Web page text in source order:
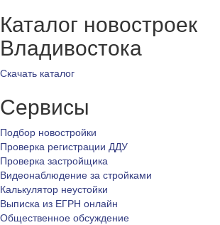
Каталог новостроек
Владивостока
Скачать каталог
Сервисы
Подбор новостройки
Проверка регистрации ДДУ
Проверка застройщика
Видеонаблюдение за стройками
Калькулятор неустойки
Выписка из ЕГРН онлайн
Общественное обсуждение